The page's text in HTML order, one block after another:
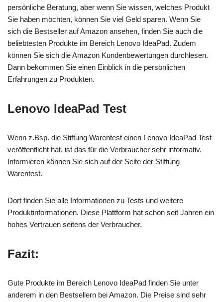
persönliche Beratung, aber wenn Sie wissen, welches Produkt
Sie haben möchten, können Sie viel Geld sparen. Wenn Sie
sich die Bestseller auf Amazon ansehen, finden Sie auch die
beliebtesten Produkte im Bereich Lenovo IdeaPad. Zudem
können Sie sich die Amazon Kundenbewertungen durchlesen.
Dann bekommen Sie einen Einblick in die persönlichen
Erfahrungen zu Produkten.
Lenovo IdeaPad Test
Wenn z.Bsp. die Stiftung Warentest einen Lenovo IdeaPad Test
veröffentlicht hat, ist das für die Verbraucher sehr informativ.
Informieren können Sie sich auf der Seite der Stiftung
Warentest.
Dort finden Sie alle Informationen zu Tests und weitere
Produktinformationen. Diese Plattform hat schon seit Jahren ein
hohes Vertrauen seitens der Verbraucher.
Fazit:
Gute Produkte im Bereich Lenovo IdeaPad finden Sie unter
anderem in den Bestsellern bei Amazon. Die Preise sind sehr